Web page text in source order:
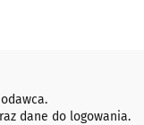
dane do logowania.